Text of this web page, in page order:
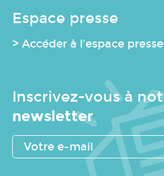
Espace presse
> Accéder à l'espace presse
Inscrivez-vous à
newsletter
Votre
e-